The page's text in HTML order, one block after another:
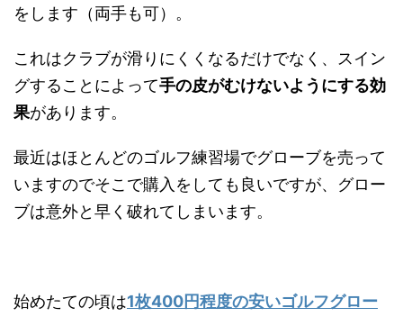
をします（両手も可）。
これはクラブが滑りにくくなるだけでなく、スイン
グすることによって手の皮がむけないようにする効
果があります。
最近はほとんどのゴルフ練習場でグローブを売って
いますのでそこで購入をしても良いですが、グロー
ブは意外と早く破れてしまいます。
始めたての頃は1枚400円程度の安いゴルフグロー